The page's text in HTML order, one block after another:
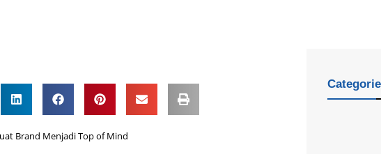
Brand Menjadi Top of Mind